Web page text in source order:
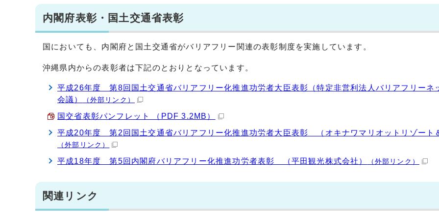
内閣府表彰・国土交通省表彰
国においても、内閣府と国土交通省がバリアフリー関連の表彰制度を実施しています。
沖縄県内からの表彰者は下記のとおりとなっています。
平成26年度 第8回国土交通省バリアフリー化推進功労者大臣表彰（特定非営利法人バリアフリーネ
会議）
（外部リンク）
国交省表彰パンフレット （PDF 3.2MB）
平成20年度 第2回国土交通省バリアフリー化推進功労者大臣表彰 （オキナワマリオットリゾート
（外部リンク）
平成18年度 第5回内閣府バリアフリー化推進功労者表彰 （平田観光株式会社） （外部リンク）
関連リンク